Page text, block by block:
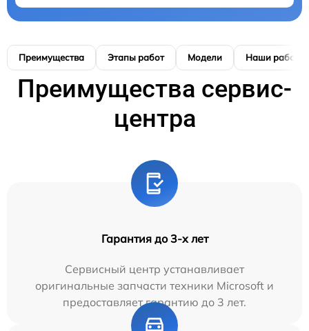
Преимущества Этапы работ Модели Наши работы
Преимущества сервис-
центра
Гарантия до 3-х лет
Сервисный центр устанавливает
оригинальные запчасти техники Microsoft и
предоставляет гарантию до 3 лет.